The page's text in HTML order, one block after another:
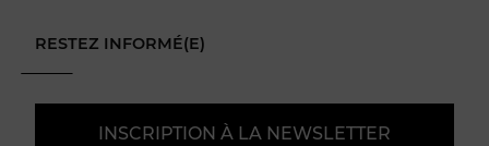
RESTEZ INFORMÉ(E)
INSCRIPTION À LA NEWSLETTER